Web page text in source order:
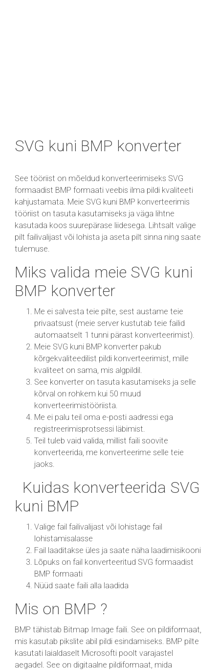
SVG kuni BMP konverter
See tööriist on mõeldud konverteerimiseks SVG
formaadist BMP formaati veebis ilma pildi kvaliteeti
kahjustamata. Meie SVG kuni BMP konverteerimis
tööriist on tasuta kasutamiseks ja väga lihtne
kasutada koos suurepärase liidesega. Lihtsalt valige
pilt failivalijast või lohista ja aseta pilt sinna ning saate
tulemuse.
Miks valida meie SVG kuni
BMP konverter
Me ei salvesta teie pilte, sest austame teie
privaatsust (meie server kustutab teie failid
automaatselt 1 tunni pärast konverteerimist).
Meie SVG kuni BMP konverter pakub
kõrgekvaliteedilist pildi konverteerimist, mille
kvaliteet on sama, mis algpildil.
See konverter on tasuta kasutamiseks ja selle
kõrval on rohkem kui 50 muud
konverteerimistööriista.
Me ei palu teil oma e-posti aadressi ega
registreerimisprotsessi läbimist.
Teil tuleb vaid valida, millist faili soovite
konverteerida, me konverteerime selle teie
jaoks.
Kuidas konverteerida SVG
kuni BMP
Valige fail failivalijast või lohistage fail
lohistamisalasse
Fail laaditakse üles ja saate näha laadimisikooni
Lõpuks on fail konverteeritud SVG formaadist
BMP formaati
Nüüd saate faili alla laadida
Mis on BMP ?
BMP tähistab Bitmap Image faili. See on pildiformaat,
mis kasutab pikslite abil pildi esindamiseks. BMP pilte
kasutati laialdaselt Microsofti poolt varajastel
aegadel. See on digitaalne pildiformaat, mida